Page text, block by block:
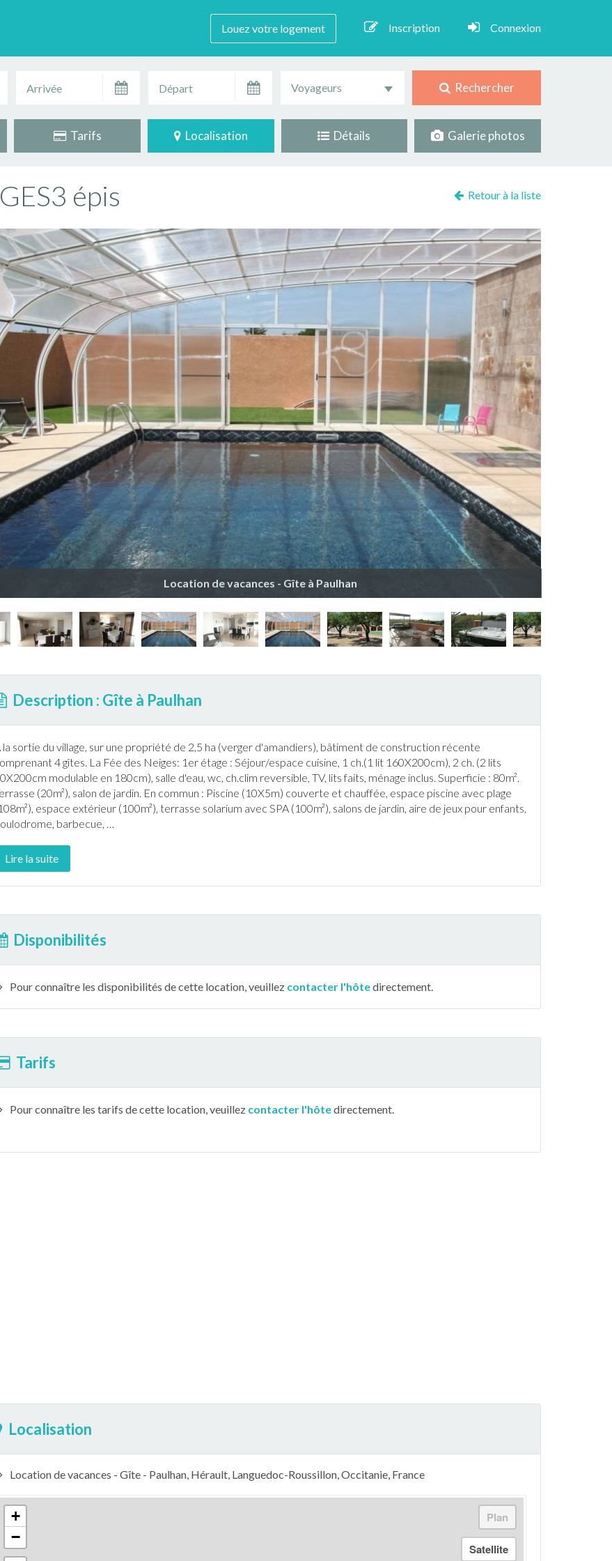
Louez votre logement Inscription Connexion
Voyageurs Rechercher
Tarifs Localisation Détails Galerie photos
épis Retour à la liste
Location de vacances - Gîte à Paulhan
Description : Gîte à Paulhan
la sortie du village, sur une propriété de 2,5 ha (verger d'amandiers), bâtiment de construction récente
4gîtes. La Fée des Neiges: 1er étage : Séjour/espace cuisine, 1 ch.(1 lit 160X200cm), 2 ch. (2 lits
modulable en 180cm), salle d'eau, wc, ch.clim reversible, TV, lits faits, ménage inclus. Superficie : 80m².
(20m²), salon de jardin. En commun : Piscine (10X5m) couverte et chauffée, espace piscine avec plage
espace extérieur (100m²), terrasse solarium avec SPA (100m²), salons de jardin, aire de jeux pour enfants,
barbecue, …
Lire la suite
Disponibilités
Pour connaître les disponibilités de cette location, veuillez contacter l'hôtedirectement.
Tarifs
Pour connaître les tarifs de cette location, veuillez contacter l'hôtedirectement.
Localisation
Location de vacances - Gîte - Paulhan, Hérault, Languedoc-Roussillon, Occitanie, France
+
−